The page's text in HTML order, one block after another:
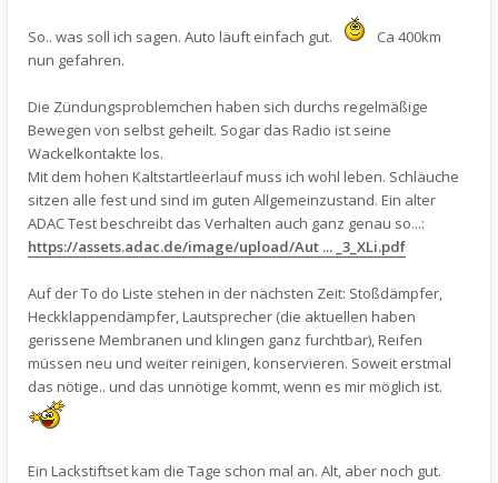
So.. was soll ich sagen. Auto läuft einfach gut.
Ca 400km
nun gefahren.
Die Zündungsproblemchen haben sich durchs regelmäßige
Bewegen von selbst geheilt. Sogar das Radio ist seine
Wackelkontakte los.
Mit dem hohen Kaltstartleerlauf muss ich wohl leben. Schläuche
sitzen alle fest und sind im guten Allgemeinzustand. Ein alter
ADAC Test beschreibt das Verhalten auch ganz genau so...:
https://assets.adac.de/image/upload/Aut ... _3_XLi.pdf
Auf der To do Liste stehen in der nächsten Zeit: Stoßdämpfer,
Heckklappendämpfer, Lautsprecher (die aktuellen haben
gerissene Membranen und klingen ganz furchtbar), Reifen
müssen neu und weiter reinigen, konservieren. Soweit erstmal
das nötige.. und das unnötige kommt, wenn es mir möglich ist.
Ein Lackstiftset kam die Tage schon mal an. Alt, aber noch gut.